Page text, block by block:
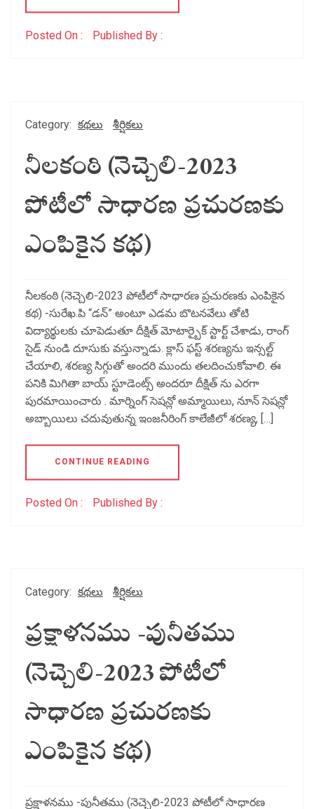
Posted On : Published By :
Category: కథలు శీర్షికలు
నీలకంఠి (నెచ్చెలి-2023
పోటీలో సాధారణ ప్రచురణకు
ఎంపికైన కథ)
నీలకంఠి (నెచ్చెలి-2023 పోటీలో సాధారణ ప్రచురణకు ఎంపికైన
కథ) -సురేఖ.పి “డన్” అంటూ ఎడమ బొటనవేలు తోటి
విద్యార్థులకు చూపెడుతూ దీక్షిత్ మోటార్బైక్ స్టార్ట్ చేశాడు, రాంగ్
సైడ్ నుండి దూసుకు వస్తున్నాడు. క్లాస్ ఫస్ట్ శరణ్యను ఇన్సల్ట్
చేయాలి, శరణ్య సిగ్గుతో అందరి ముందు తలదించుకోవాలి. ఈ
పనికి మిగితా బాయ్ స్టూడెంట్స్ అందరూ దీక్షిత్ ను ఎరగా
పురమాయించారు . మార్నింగ్ సెషన్లో అమ్మాయిలు, నూన్ సెషన్లో
అబ్బాయిలు చదువుతున్న ఇంజనీరింగ్ కాలేజీలో శరణ్య, […]
CONTINUE READING
Posted On : Published By :
Category: కథలు శీర్షికలు
ప్రక్షాళనము -పునీతము
(నెచ్చెలి-2023 పోటీలో
సాధారణ ప్రచురణకు
ఎంపికైన కథ)
ప్రక్షాళనము -పునీతము (నెచ్చెలి-2023 పోటీలో సాధారణ